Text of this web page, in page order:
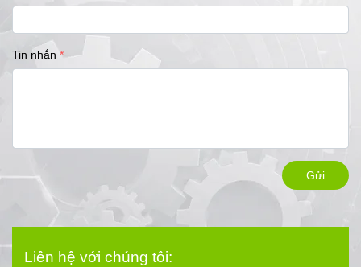
Tin nhắn
Gửi
Liên hệ với chúng tôi: